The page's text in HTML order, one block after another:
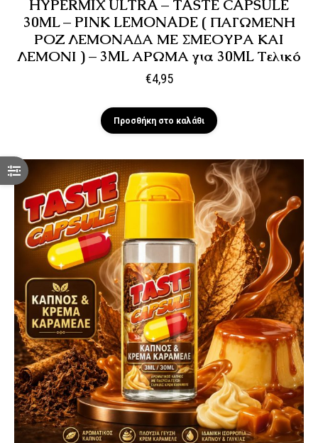
HYPERMIX ULTRA – TASTE CAPSULE
30ML – PINK LEMONADE ( ΠΑΓΩΜΕΝΗ
ΡΟΖ ΛΕΜΟΝΑΔΑ ΜΕ ΣΜΕΟΥΡΑ ΚΑΙ
ΛΕΜΟΝΙ ) – 3ML ΑΡΩΜΑ για 30ML Τελικό
€4,95
Προσθήκη στο καλάθι